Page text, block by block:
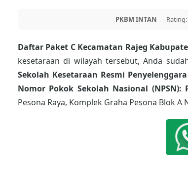
PKBM INTAN — Rating:
Daftar Paket C Kecamatan Rajeg
kesetaraan di wilayah tersebut, Anda
Sekolah Kesetaraan Resmi
Nomor Pokok Sekolah Nasional (NPSN):
Pesona Raya, Komplek Graha Pesona Blok